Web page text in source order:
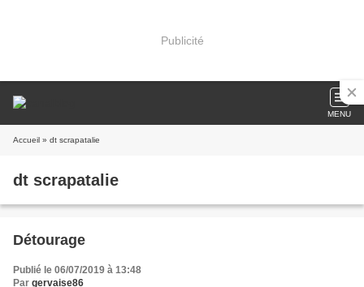
Publicité
MENU
Accueil » dt scrapatalie
dt scrapatalie
Détourage
Publié le 06/07/2019 à 13:48
Par gervaise86